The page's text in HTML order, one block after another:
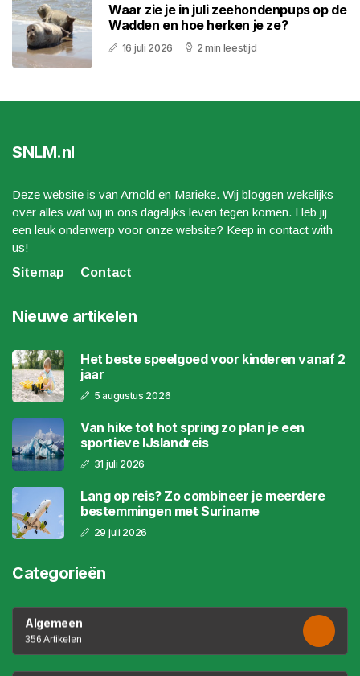
Waar zie je in juli zeehondenpups op de
Wadden en hoe herken je ze?
16 juli 2026 2 min leestijd
SNLM.nl
Deze website is van Arnold en Marieke. Wij bloggen wekelijks
over alles wat wij in ons dagelijks leven tegen komen. Heb jij
een leuk onderwerp voor onze website? Keep in contact with
us!
Sitemap
Contact
Nieuwe artikelen
Het beste speelgoed voor kinderen vanaf 2
jaar
5 augustus 2026
Van hike tot hot spring zo plan je een
sportieve IJslandreis
31 juli 2026
Lang op reis? Zo combineer je meerdere
bestemmingen met Suriname
29 juli 2026
Categorieën
Algemeen
356 Artikelen